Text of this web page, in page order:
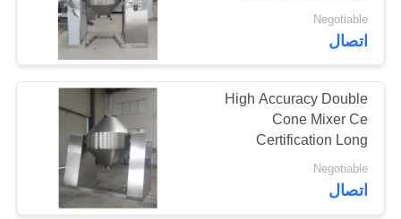
Blender
Negotiable
اتصال
High Accuracy Double
Cone Mixer Ce
Certification Long
Service Life
Negotiable
اتصال